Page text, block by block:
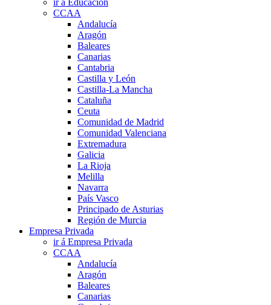
CCAA
Andalucía
Aragón
Baleares
Canarias
Cantabria
Castilla y León
Castilla-La Mancha
Cataluña
Ceuta
Comunidad de Madrid
Comunidad Valenciana
Extremadura
Galicia
La Rioja
Melilla
Navarra
País Vasco
Principado de Asturias
Región de Murcia
Empresa Privada
ir á Empresa Privada
CCAA
Andalucía
Aragón
Baleares
Canarias